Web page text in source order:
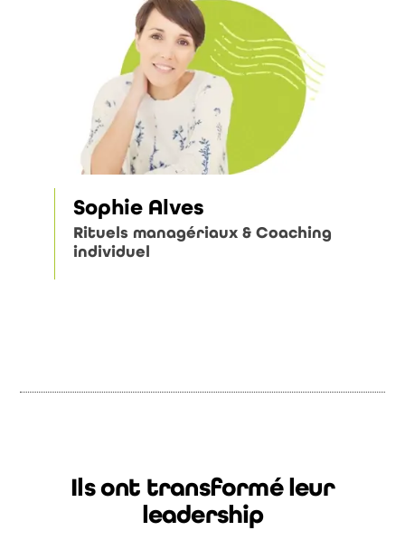
Sophie Alves
Rituels managériaux & Coaching
individuel
Ils ont transformé leur
leadership